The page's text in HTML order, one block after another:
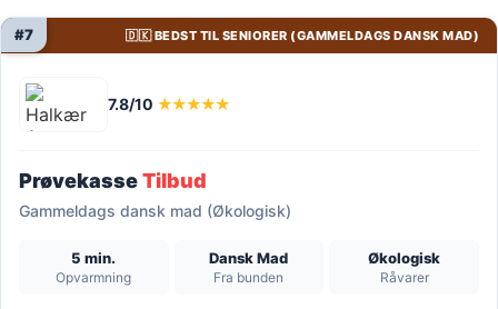
🇩🇰 BEDST TIL SENIORER (GAMMELDAGS DANSK MAD)
#7
7.8/10 ★★★★★
PrøvekasseTilbud
Gammeldags dansk mad (Økologisk)
5 min.
Opvarmning
Dansk Mad
Fra bunden
Økologisk
Råvarer